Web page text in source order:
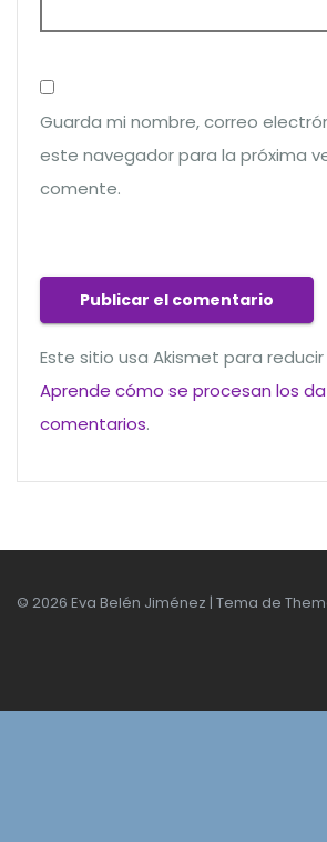
Guarda mi nombre, correo
este navegador para la próxima
comente.
Este sitio usa Akismet para
Aprende cómo se procesan los
comentarios.
© 2026 Eva Belén Jiménez | Tema de